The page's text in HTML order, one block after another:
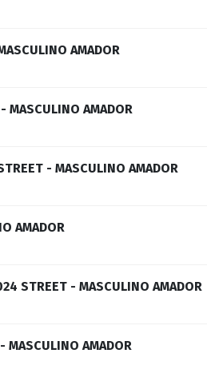
AMADOR
AMADOR
- MASCULINO AMADOR
AMADOR
- MASCULINO AMADOR
AMADOR